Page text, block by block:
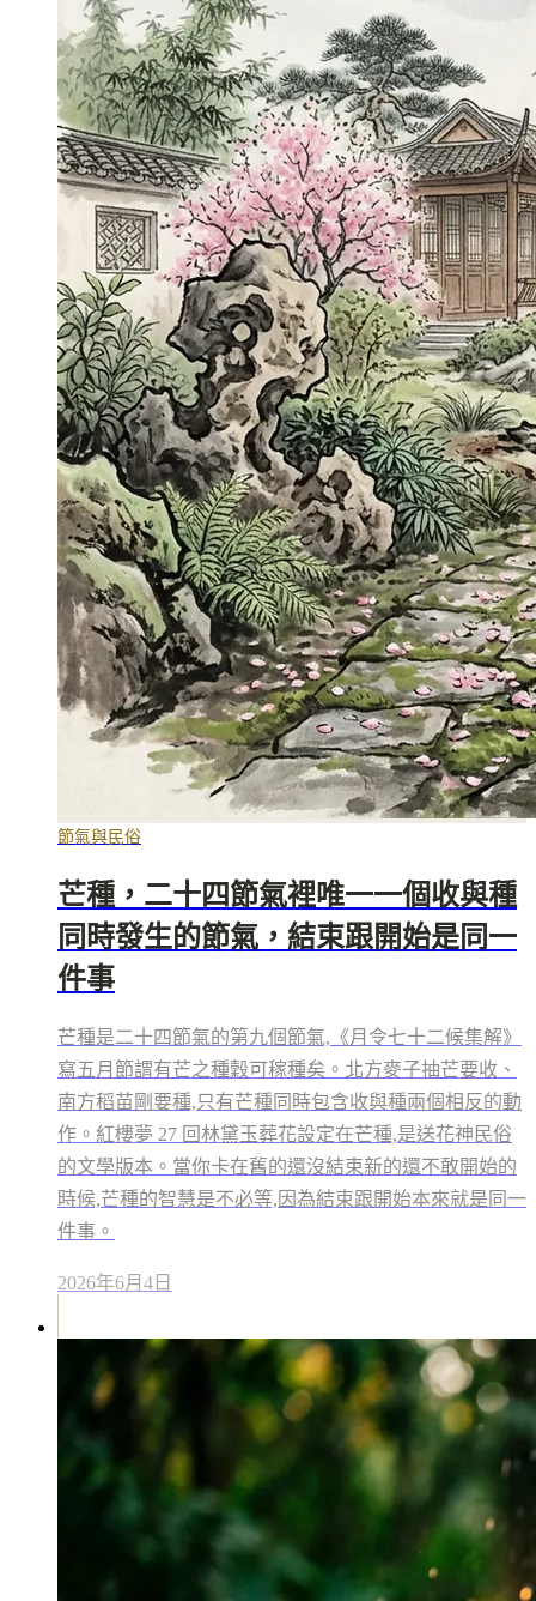
節氣與民俗
芒種，二十四節氣裡唯一一個收與種
同時發生的節氣，結束跟開始是同一
件事
芒種是二十四節氣的第九個節氣,《月令七十二候集解》
寫五月節謂有芒之種穀可稼種矣。北方麥子抽芒要收、
南方稻苗剛要種,只有芒種同時包含收與種兩個相反的動
作。紅樓夢 27 回林黛玉葬花設定在芒種,是送花神民俗
的文學版本。當你卡在舊的還沒結束新的還不敢開始的
時候,芒種的智慧是不必等,因為結束跟開始本來就是同一
件事。
2026年6月4日